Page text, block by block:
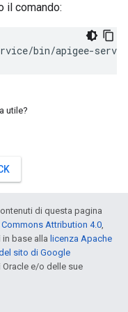
il comando:
bin/apigee-
utile?
di questa pagina
Commons Attribution 4.0,
base alla licenza Apache
sito di Google
Oracle e/o delle sue